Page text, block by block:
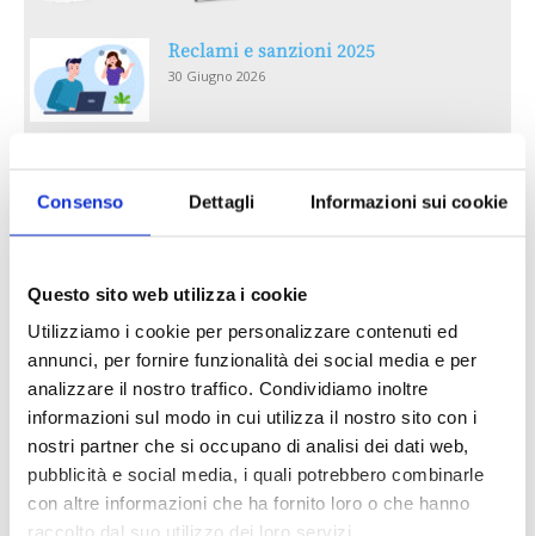
Consenso Dettagli Informazioni sui cookie
Questo sito web utilizza i cookie
Utilizziamo i cookie per personalizzare contenuti ed
annunci, per fornire funzionalità dei social media e per
analizzare il nostro traffico. Condividiamo inoltre
informazioni sul modo in cui utilizza il nostro sito con i
nostri partner che si occupano di analisi dei dati web,
pubblicità e social media, i quali potrebbero combinarle
con altre informazioni che ha fornito loro o che hanno
raccolto dal suo utilizzo dei loro servizi.
Reclami e sanzioni 2025
30 Giugno 2026
RECENSIONI E CRISI DIGITALI
30 Giugno 2026
30 Giugno 2026
PREMI 2025. I TOP TEN
30 Giugno 2026
TUTTI GLI ARTICOLI DEL MESE